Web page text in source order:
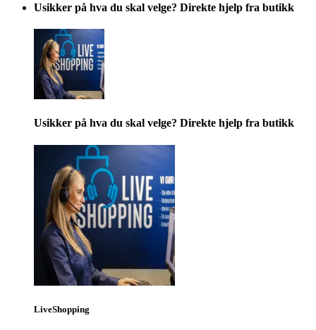
Usikker på hva du skal velge? Direkte hjelp fra butikk
Usikker på hva du skal velge? Direkte hjelp fra butikk
LiveShopping